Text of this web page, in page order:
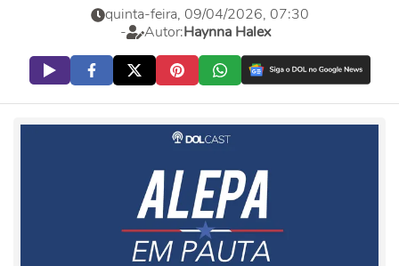
quinta-feira, 09/04/2026, 07:30
-
Autor:Haynna Halex